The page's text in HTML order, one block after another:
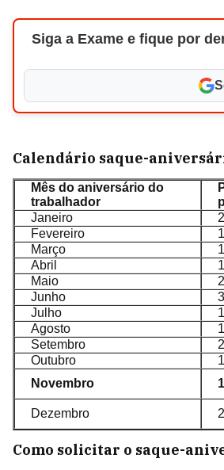
Siga a Exame e fique por
Calendário saque-
Mês do aniversário do
trabalhador
Janeiro
Fevereiro
Março
Abril
Maio
Junho
Julho
Agosto
Setembro
Outubro
Novembro
Dezembro
Como solicitar o saque-